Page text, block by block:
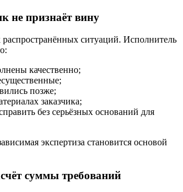
не признаёт вину
ситуаций. Исполнитель
качественно;
позже;
заказчика;
без серьёзных оснований для
экспертиза становится основой
суммы требований